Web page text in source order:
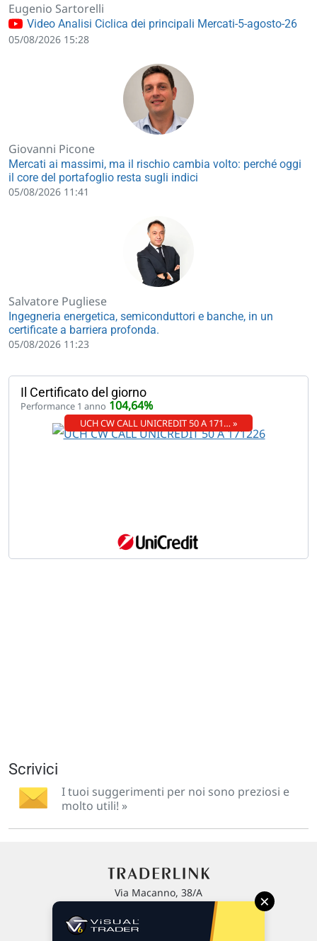
Eugenio Sartorelli
Video Analisi Ciclica dei principali Mercati-5-agosto-26
05/08/2026 15:28
Giovanni Picone
Mercati ai massimi, ma il rischio cambia volto: perché oggi
il core del portafoglio resta sugli indici
05/08/2026 11:41
Salvatore Pugliese
Ingegneria energetica, semiconduttori e banche, in un
certificate a barriera profonda.
05/08/2026 11:23
Il Certificato del giorno
Performance 1 anno 104,64%
UCH CW CALL UNICREDIT 50 A 171… »
Scrivici
I tuoi suggerimenti per noi sono preziosi e
molto utili! »
Via Macanno, 38/A
P.IVA 02 452 460 401
×